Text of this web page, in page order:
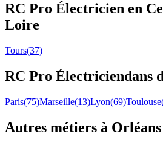
RC Pro Électricien en
Loire
Tours(37)
RC Pro Électriciendans
Paris(75)Marseille(13)Lyon(69)Toulouse
Autres métiers à Orléans